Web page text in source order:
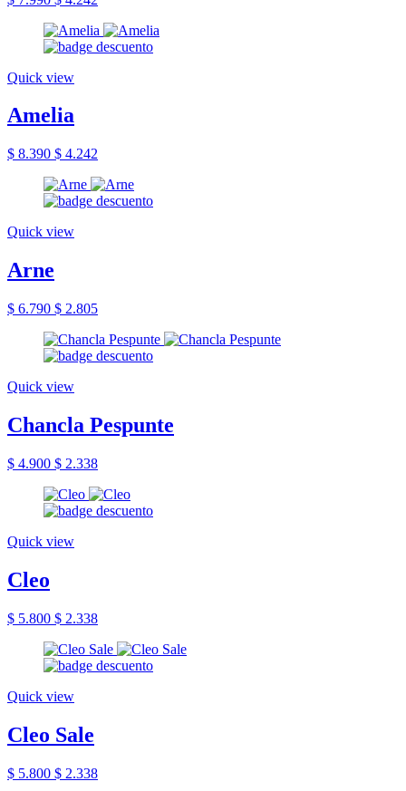
Quick view
Amelia
$ 8.390 $ 4.242
Quick view
Arne
$ 6.790 $ 2.805
Quick view
Chancla Pespunte
$ 4.900 $ 2.338
Quick view
Cleo
$ 5.800 $ 2.338
Quick view
Cleo Sale
$ 5.800 $ 2.338